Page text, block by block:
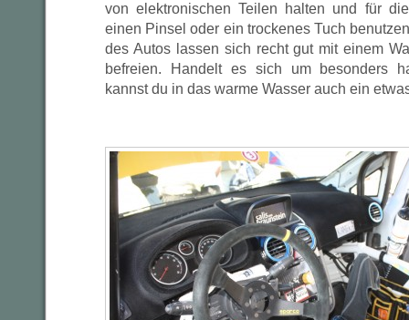
von elektronischen Teilen halten und für
einen Pinsel oder ein trockenes Tuch
des Autos lassen sich recht gut mit einem
befreien. Handelt es sich um besonders
kannst du in das warme Wasser auch ein